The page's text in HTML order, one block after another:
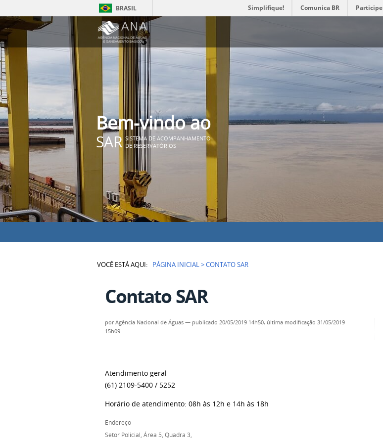
BRASIL Simplifique! Comunica BR Participe
Bem-vindo ao
SAR SISTEMA DE ACOMPANHAMENTO
DE RESERVATÓRIOS
VOCÊ ESTÁ AQUI: PÁGINA INICIAL>CONTATO SAR
Contato SAR
porAgência Nacional de Águas— publicado 20/05/2019 14h50, última modificação 31/05/2019
15h09
Atendimento geral
(61) 2109-5400 / 5252
Horário de atendimento: 08h às 12h e 14h às 18h
Endereço
Setor Policial, Área 5, Quadra 3,